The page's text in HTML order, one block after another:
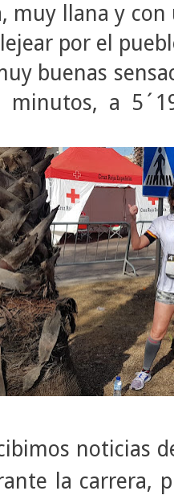
muy llana y
por el
buenas
a
noticias
la carrera,